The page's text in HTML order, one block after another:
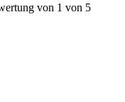
von 1 von 5